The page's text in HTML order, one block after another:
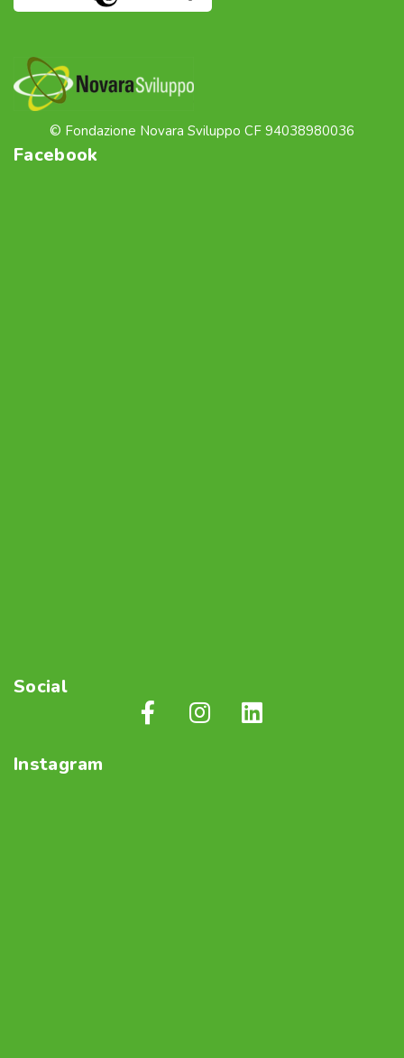
© Fondazione Novara Sviluppo CF 94038980036
Facebook
Social
Instagram